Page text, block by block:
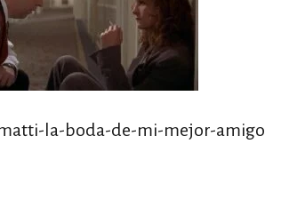
la-boda-de-mi-mejor-amigo